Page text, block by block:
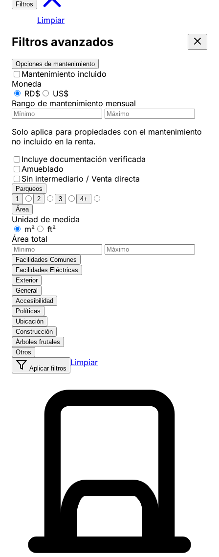
Filtros
Limpiar
Filtros avanzados
Opciones de mantenimiento
Mantenimiento incluido
Moneda
RD$
US$
Rango de mantenimiento mensual
Solo aplica para propiedades con el mantenimiento
no incluido en la renta.
Incluye documentación verificada
Amueblado
Sin intermediario / Venta directa
Parqueos
1
2 3
4+
Área
Unidad de medida
m²
ft²
Área total
Facilidades Comunes
Facilidades Eléctricas
Exterior
General
Accesibilidad
Políticas
Ubicación
Construcción
Árboles frutales
Otros
Aplicar filtros
Limpiar